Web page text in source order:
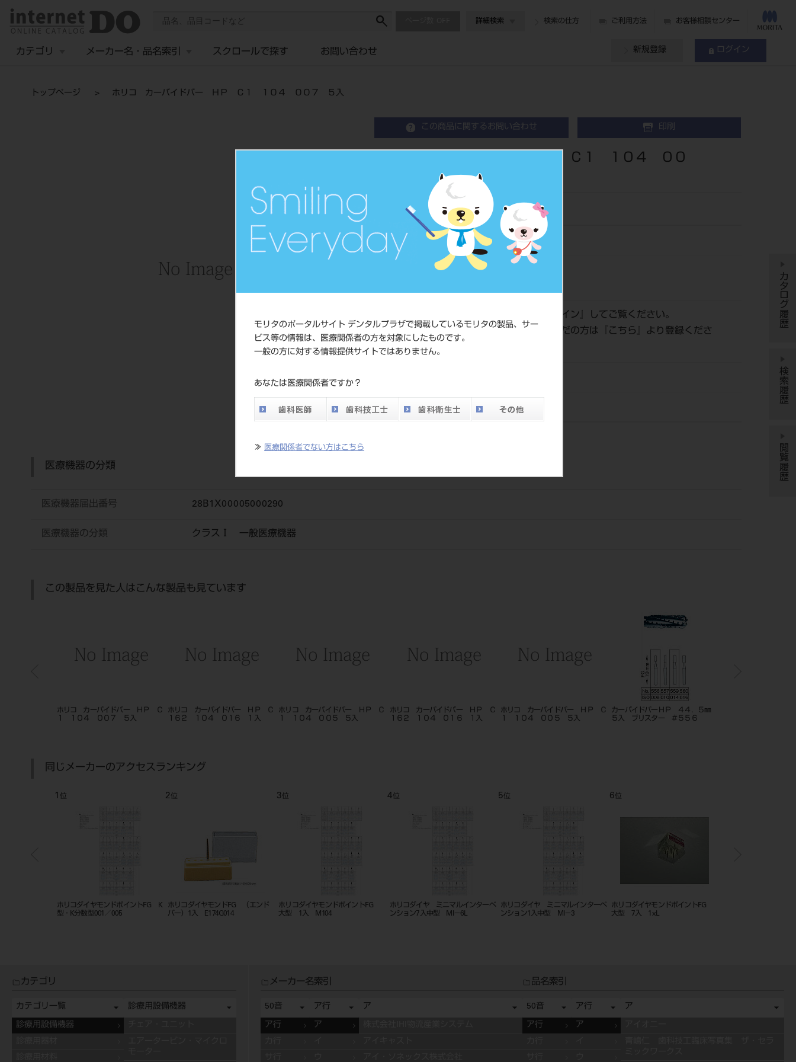
モリタのポータルサイト デンタルプラザで掲載しているモリタの製品、サー
ビス等の情報は、医療関係者の方を対象にしたものです。
一般の方に対する情報提供サイトではありません。
あなたは医療関係者ですか？
≫ 医療関係者でない方はこちら
詳細検索 検索の仕方 ご利用方法 お客様相談センター
カテゴリ メーカー名・品名索引 スクロールで探す お問い合わせ 新規登録 ログイン
トップページ ホリコ カーバイドバー ＨＰ Ｃ１ １０４ ００７ ５入
この商品に関するお問い合わせ 印刷
ホリコ カーバイドバー ＨＰ Ｃ１ １０４ ００
品目コード 206710128
JAN/EANコー
標準価格
ログイン 』してご覧ください。
ネット会員登録がまだの方は『
こちら
』より登録くださ
メーカー ホリコ
医療機器の分類
医療機器届出番号 28B1X00005000290
医療機器の分類 クラスⅠ 一般医療機器
この製品を見た人はこんな製品も見ています
ホリコ カーバイドバー ＨＰ Ｃ
１ １０４ ００７ ５入
ホリコ カーバイドバー ＨＰ Ｃ
１６２ １０４ ０１６ １入
ホリコ カーバイドバー ＨＰ Ｃ
１ １０４ ００５ ５入
ホリコ カーバイドバー ＨＰ Ｃ
１６２ １０４ ０１６ １入
ホリコ カーバイドバー ＨＰ Ｃ
１ １０４ ００５ ５入
カーバイドバーＨＰ ４４．５㎜
５入 ブリスター ＃５５６
同じメーカーのアクセスランキング
1 位
ホリコダイヤモンドポイントFG K
型・K分数型001／005
2 位
ホリコダイヤモンドFG （エンド
バー）1入 E174G014
3位
ホリコダイヤモンドポイントFG
大型 1入 M104
4位
ホリコダイヤ ミニマルインターベ
ンション7入中型 MI－6L
5位
ホリコダイヤ ミニマルインターベ
ンション1入中型 MI－3
6位
ホリコダイヤモンドポイントFG
大型 7入 1xL
カタログ履歴
検索履歴
閲覧履歴
カテゴリ
カテゴリ一覧
診療用設備機器
診療用設備機器
メーカー名索引
50音
ア行
ア行
ア
ア
品名索引
50音
ア行
ア行
ア
ア